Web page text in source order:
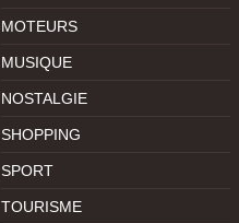
MOTEURS
MUSIQUE
NOSTALGIE
SHOPPING
SPORT
TOURISME